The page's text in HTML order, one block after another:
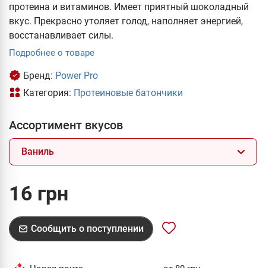
протеина и витаминов. Имеет приятный шоколадный
вкус. Прекрасно утоляет голод, наполняет энергией,
восстанавливает силы.
Подробнее о товаре
Бренд: Power Pro
Категория: Протеиновые батончики
Ассортимент вкусов
Ваниль
16 грн
Сообщить о поступлении